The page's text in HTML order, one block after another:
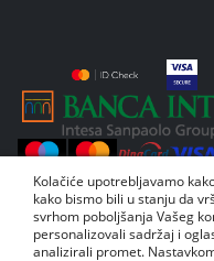
Kolačiće upotrebljavamo
kako bismo bili u stanju da
svrhom poboljšanja Vašeg
personalizovali sadržaj i
analizirali promet.